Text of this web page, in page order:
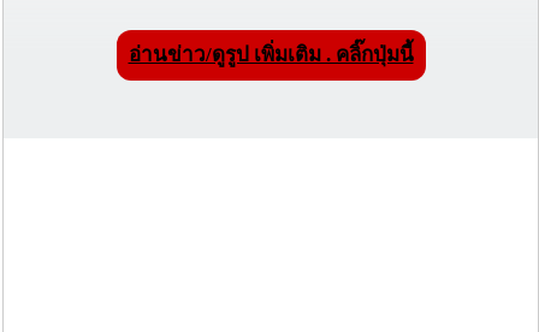
อ่านข่าว/ดูรูป เพิ่มเติม . คลิ๊กปุ่มนี้